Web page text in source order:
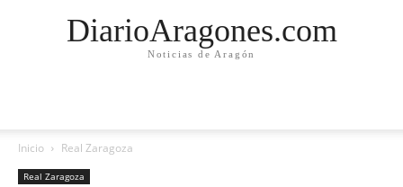
DiarioAragones.com
Noticias de Aragón
Inicio Real Zaragoza
Real Zaragoza